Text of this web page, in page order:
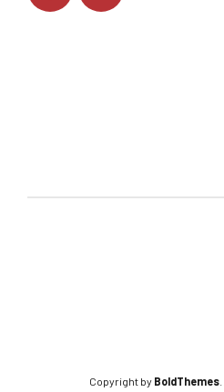
Copyright by BoldThemes